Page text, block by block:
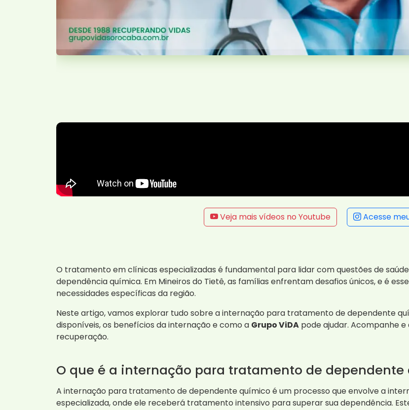
Veja mais vídeos no Youtube Acesse
O tratamento em clínicas especializadas é fundamental para lidar com questões de
dependência química. Em Mineiros do Tietê, as famílias enfrentam desafios únicos, e é
necessidades específicas da região.
Neste artigo, vamos explorar tudo sobre a internação para tratamento de dependente
disponíveis, os benefícios da internação e como a Grupo ViDA pode ajudar. Acompanhe
recuperação.
O que é a internação para tratamento de dependente
A internação para tratamento de dependente químico é um processo que envolve a
especializada, onde ele receberá tratamento intensivo para superar sua dependência.